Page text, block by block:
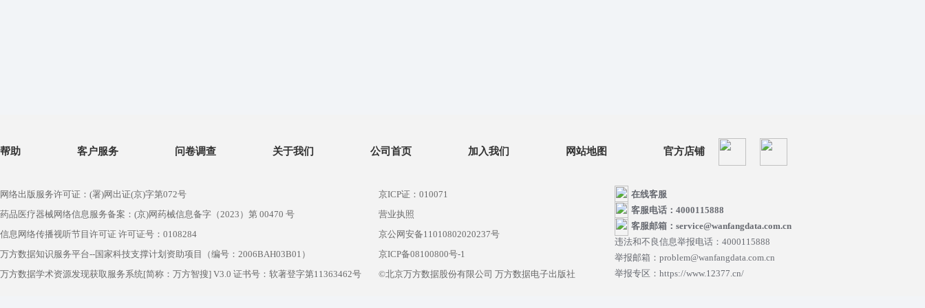
帮助 客户服务 问卷调查 关于我们 公司首页 加入我们 网站地图 官方店铺
网络出版服务许可证：(署)网出证(京)字第072号
药品医疗器械网络信息服务备案：(京)网药械信息备字（2023）第 00470 号
信息网络传播视听节目许可证 许可证号：0108284
万方数据知识服务平台--国家科技支撑计划资助项目（编号：2006BAH03B01）
万方数据学术资源发现获取服务系统[简称：万方智搜] V3.0 证书号：软著登字第11363462号
京ICP证：010071
营业执照
京公网安备11010802020237号
京ICP备08100800号-1
©北京万方数据股份有限公司 万方数据电子出版社
在线客服
客服电话：4000115888
客服邮箱：service@wanfangdata.com.cn
违法和不良信息举报电话：4000115888
举报邮箱：problem@wanfangdata.com.cn
举报专区：https://www.12377.cn/